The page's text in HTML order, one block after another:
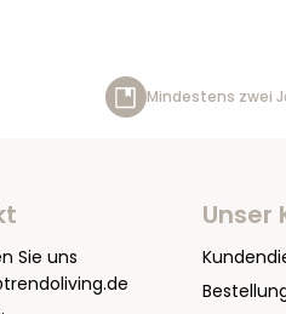
Mindestens zwei
Sie uns
Unser